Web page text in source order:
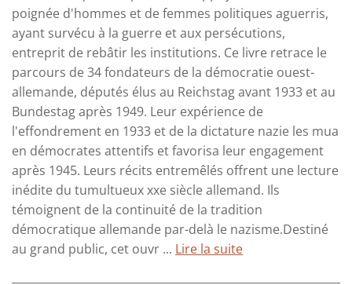
poignée d'hommes et de femmes politiques aguerris,
ayant survécu à la guerre et aux persécutions,
entreprit de rebâtir les institutions. Ce livre retrace le
parcours de 34 fondateurs de la démocratie ouest-
allemande, députés élus au Reichstag avant 1933 et au
Bundestag après 1949. Leur expérience de
l'effondrement en 1933 et de la dictature nazie les mua
en démocrates attentifs et favorisa leur engagement
après 1945. Leurs récits entremêlés offrent une lecture
inédite du tumultueux xxe siècle allemand. Ils
témoignent de la continuité de la tradition
démocratique allemande par-delà le nazisme.Destiné
au grand public, cet ouvr ... Lire la suite